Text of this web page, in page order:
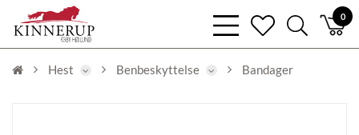
0
bars
light
heart
search
light
Hest Benbeskyttelse Bandager